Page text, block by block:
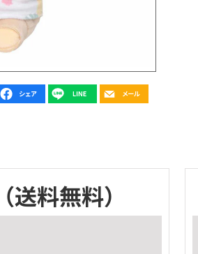
（送料無料）